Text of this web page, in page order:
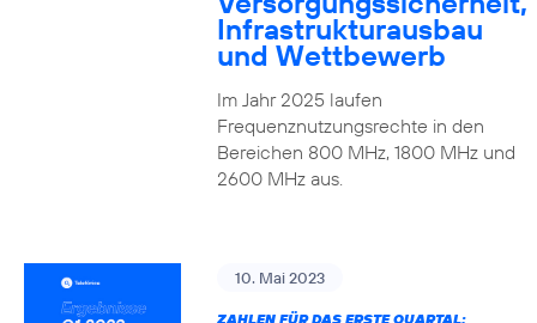
Infrastrukturausbau
und Wettbewerb
Im Jahr 2025 laufen
Frequenznutzungsrechte in den
Bereichen 800 MHz, 1800 MHz und
2600 MHz aus.
10. Mai 2023
ZAHLEN FÜR DAS ERSTE QUARTAL: